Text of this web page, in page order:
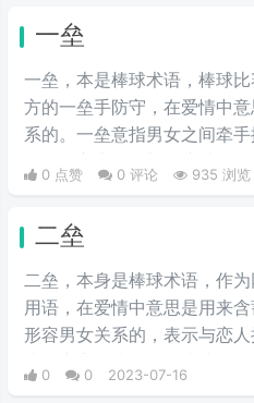
发生实质性的关系。
一垒
一垒，本是棒球术语，棒球
方的一垒手防守，在爱情中
系的。一垒意指男女之间牵
系。
0 点赞 0 评论 935 浏览
二垒
二垒，本身是棒球术语，作为
用语，在爱情中意思是用来
形容男女关系的，表示与恋人
0 0 2023-07-16